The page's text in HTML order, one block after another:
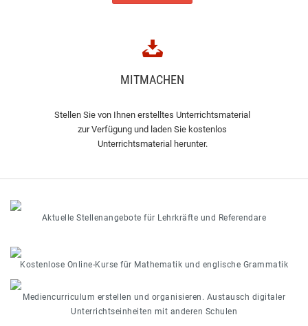
MITMACHEN
Stellen Sie von Ihnen erstelltes Unterrichtsmaterial
zur Verfügung und laden Sie kostenlos
Unterrichtsmaterial herunter.
Aktuelle Stellenangebote für Lehrkräfte und Referendare
Kostenlose Online-Kurse für Mathematik und englische Grammatik
Mediencurriculum erstellen und organisieren. Austausch digitaler
Unterrichtseinheiten mit anderen Schulen